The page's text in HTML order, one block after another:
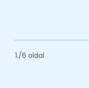
1./6 oldal